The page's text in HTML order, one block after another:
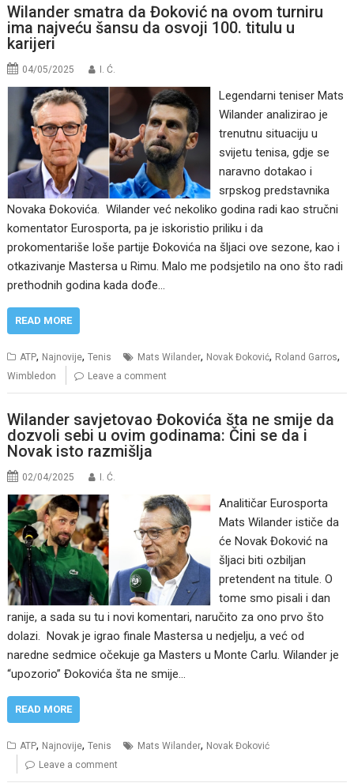
Wilander smatra da Đoković na ovom turniru
ima najveću šansu da osvoji 100. titulu u
karijeri
04/05/2025 I. Ć.
Legendarni teniser Mats
Wilander analizirao je
trenutnu situaciju u
svijetu tenisa, gdje se
naravno dotakao i
srpskog predstavnika
Novaka Đokovića. Wilander već nekoliko godina radi kao stručni
komentator Eurosporta, pa je iskoristio priliku i da
prokomentariše loše partije Đokovića na šljaci ove sezone, kao i
otkazivanje Mastersa u Rimu. Malo me podsjetilo na ono što radi
prethodnih godina kada dođe…
READ MORE
ATP, Najnovije,Tenis Mats Wilander, Novak Đoković, Roland Garros,
Wimbledon Leave a comment
Wilander savjetovao Đokovića šta ne smije da
dozvoli sebi u ovim godinama: Čini se da i
Novak isto razmišlja
02/04/2025 I. Ć.
Analitičar Eurosporta
Mats Wilander ističe da
će Novak Đoković na
šljaci biti ozbiljan
pretendent na titule. O
tome smo pisali i dan
ranije, a sada su tu i novi komentari, naručito za ono prvo što
dolazi. Novak je igrao finale Mastersa u nedjelju, a već od
naredne sedmice očekuje ga Masters u Monte Carlu. Wilander je
“upozorio” Đokovića šta ne smije…
READ MORE
ATP, Najnovije,Tenis Mats Wilander, Novak Đoković
Leave a comment